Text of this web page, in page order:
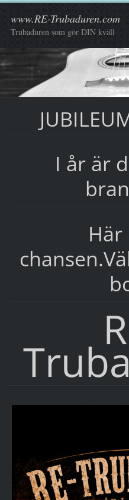
www.RE-Trubaduren.com
Trubaduren som gör DIN kväll
I år är